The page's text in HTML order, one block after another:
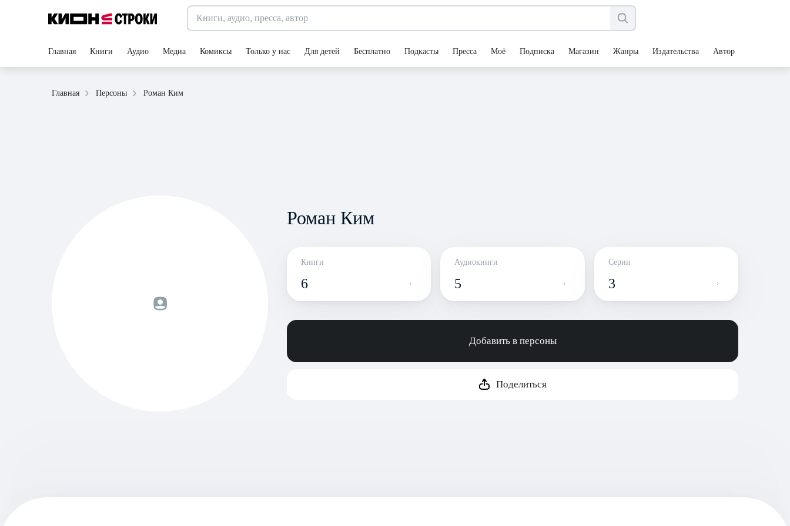
Главная Книги Аудио Медиа Комиксы Только у нас Для детей Бесплатно Подкасты Пресса Моё Подписка Магазин Жанры Издательства Авторы
Главная Персоны Роман Ким
Роман Ким
Книги
6
Аудиокниги
5
Серии
3
Добавить в персоны
Поделиться